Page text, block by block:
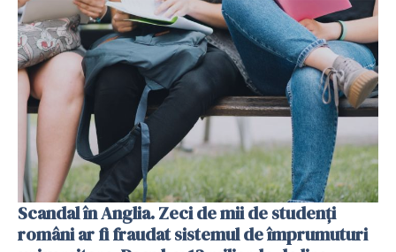
Scandal în Anglia. Zeci de mii de studenți
români ar fi fraudat sistemul de împrumuturi